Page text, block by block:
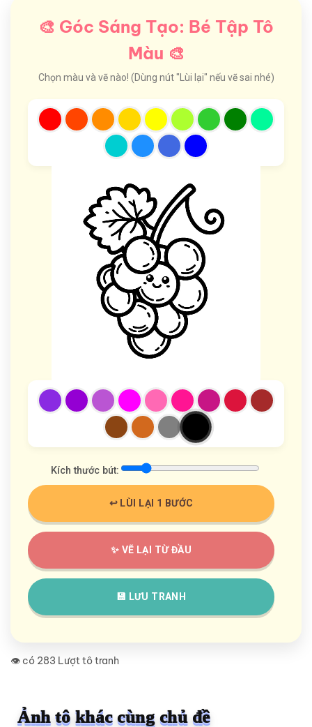
🎨 Góc Sáng Tạo: Bé Tập Tô
Màu 🎨
Chọn màu và vẽ nào! (Dùng nút "Lùi lại" nếu vẽ sai nhé)
Kích thước bút:
↩️ LÙI LẠI 1 BƯỚC
✨ VẼ LẠI TỪ ĐẦU
💾 LƯU TRANH
👁️ có 283 Lượt tô tranh
Ảnh tô khác cùng chủ đề